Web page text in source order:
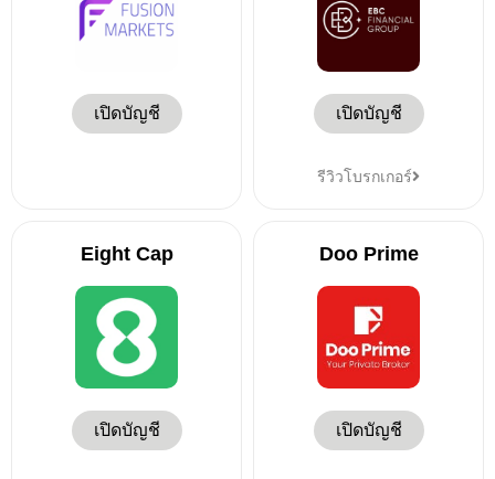
เปิดบัญชี เปิดบัญชี
รีวิวโบรกเกอร์
Eight Cap
เปิดบัญชี
Doo Prime
เปิดบัญชี